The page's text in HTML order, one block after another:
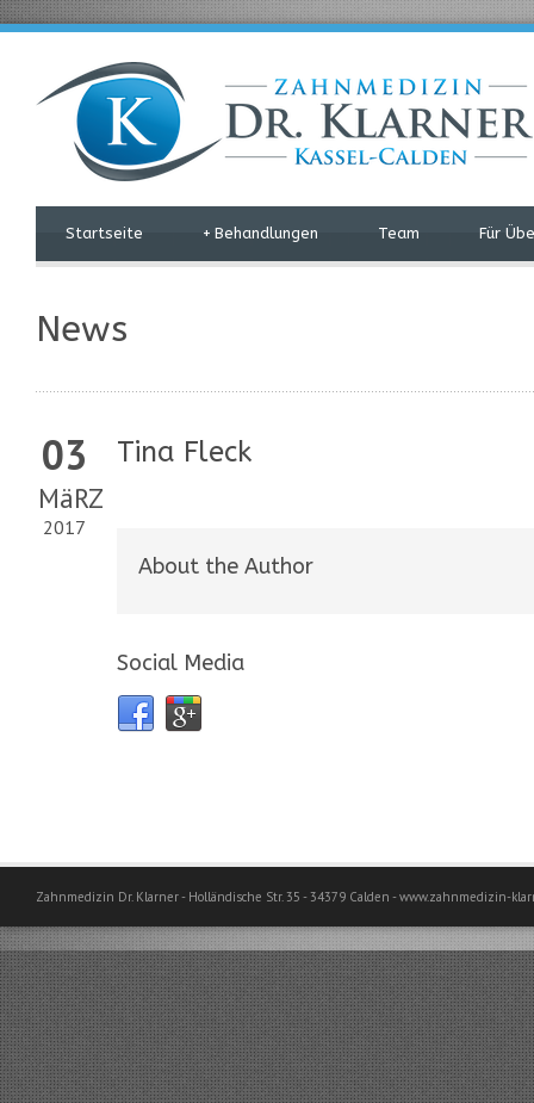
Startseite Behandlungen
+ Team Für
News
03
MäRZ
2017
Tina Fleck
About the Author
Social Media
Zahnmedizin Dr. Klarner - Holländische Str. 35 - 34379 Calden - www.zahnmedizin-